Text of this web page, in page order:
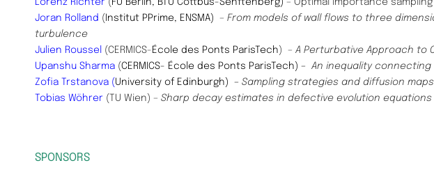
Lorenz Richter ( FU Berlin, BTU Cottbus-Senftenberg) – Optimal importance
Joran Rolland ( Institut PPrime, ENSMA)
– From models of wall flows to three
turbulence
Julien Roussel
(CERMICS-École des Ponts ParisTech ) – A Perturbative Approach to
Upanshu Sharma (CERMICS- École des Ponts ParisTech) – An inequality
Zofia Trstanova ( University of Edinburgh) – Sampling strategies and diffusion maps
Tobias Wöhrer (TU Wien) – Sharp decay estimates in defective evolution
SPONSORS